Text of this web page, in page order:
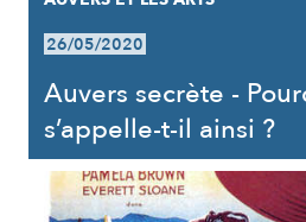
26/05/2020
Auvers secrète -
s’appelle-t-il ainsi ?